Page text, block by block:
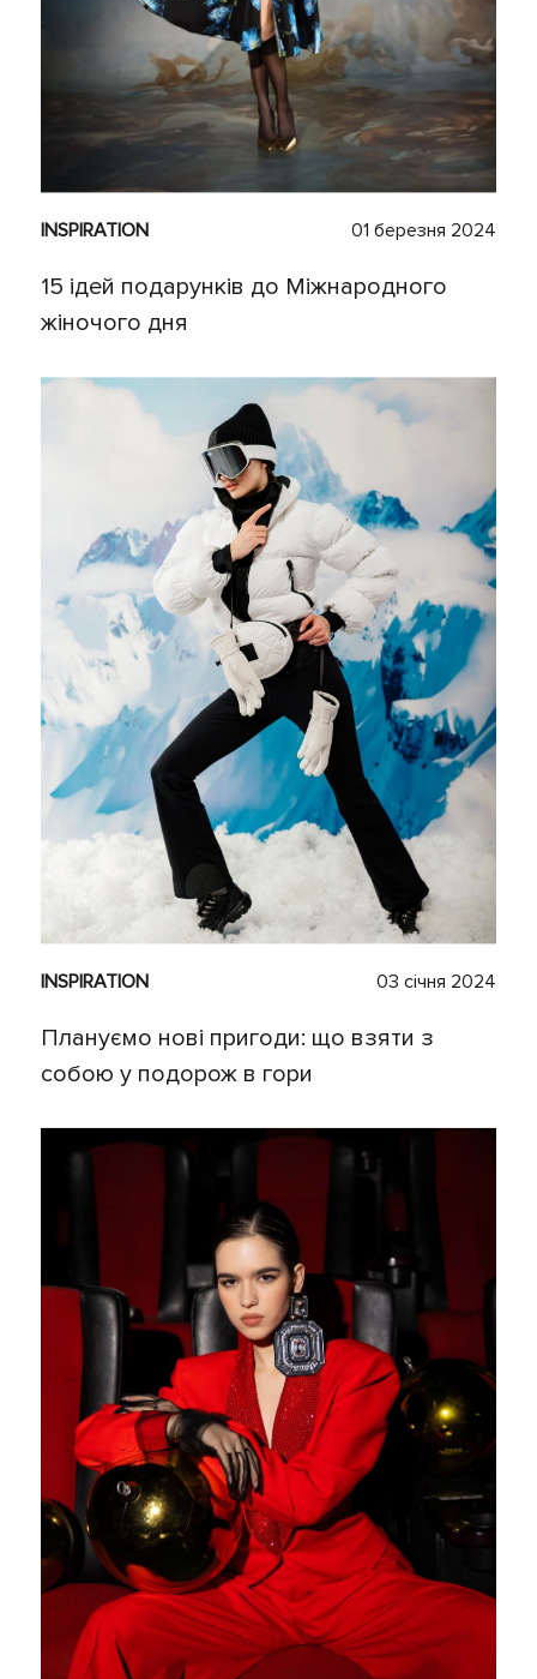
INSPIRATION 01 березня 2024
15 ідей подарунків до Міжнародного
жіночого дня
INSPIRATION 03 січня 2024
Плануємо нові пригоди: що взяти з
собою у подорож в гори